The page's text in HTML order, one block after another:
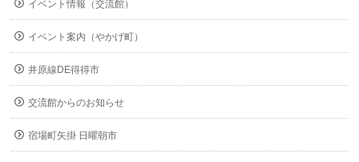
イベント情報（交流館）
イベント案内（やかげ町）
井原線DE得得市
交流館からのお知らせ
宿場町矢掛 日曜朝市